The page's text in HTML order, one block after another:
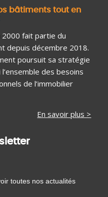
bâtiments tout en
2000 fait partie du
depuis décembre 2018.
poursuit sa stratégie
des besoins
de l’immobilier
En savoir plus >
toutes nos actualités